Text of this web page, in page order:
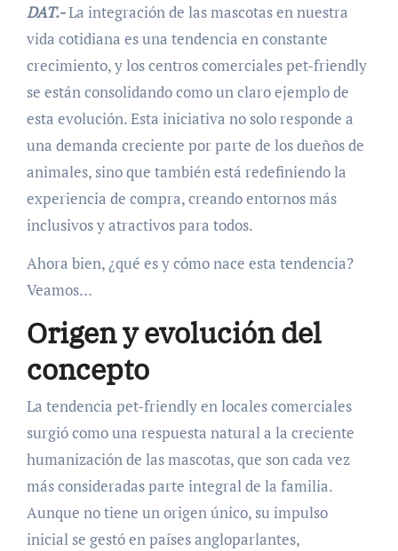
DAT.-La integración de las mascotas en nuestra
vida cotidiana es una tendencia en constante
crecimiento, y los centros comerciales pet-friendly
se están consolidando como un claro ejemplo de
esta evolución. Esta iniciativa no solo responde a
una demanda creciente por parte de los dueños de
animales, sino que también está redefiniendo la
experiencia de compra, creando entornos más
inclusivos y atractivos para todos.
Ahora bien, ¿qué es y cómo nace esta tendencia?
Veamos…
Origen y evolución del
concepto
La tendencia pet-friendly en locales comerciales
surgió como una respuesta natural a la creciente
humanización de las mascotas, que son cada vez
más consideradas parte integral de la familia.
Aunque no tiene un origen único, su impulso
inicial se gestó en países angloparlantes,